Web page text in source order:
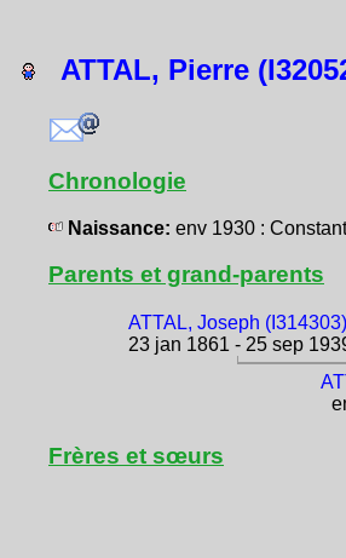
ATTAL, Pierre
Chronologie
Naissance: env 1930 :
Parents et grand-parents
ATTAL, Joseph (I314303)
23 jan 1861 - 25 sep
Frères et sœurs